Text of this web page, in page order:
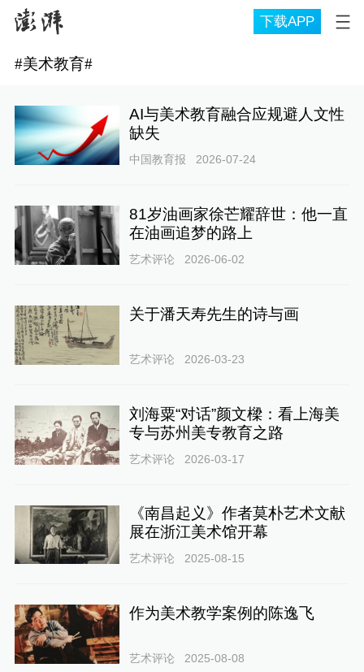
下载APP
#美术教育#
AI与美术教育融合应规避人文性
缺失
中国教育报 2026-07-24
81岁油画家徐芒耀辞世：他一直
在油画追梦的路上
艺术评论 2026-06-02
关于潘天寿先生的诗与画
艺术评论 2026-03-23
刘海粟“对话”颜文樑：看上海美
专与苏州美专教育之路
艺术评论 2026-03-17
《南昌起义》作者莫朴艺术文献
展在浙江美术馆开幕
艺术评论 2025-08-15
作为美术教学案例的陈逸飞
艺术评论 2025-08-08